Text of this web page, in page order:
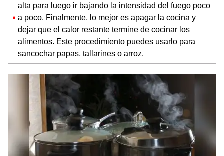
alta para luego ir bajando la intensidad del fuego poco
a poco. Finalmente, lo mejor es apagar la cocina y
dejar que el calor restante termine de cocinar los
alimentos. Este procedimiento puedes usarlo para
sancochar papas, tallarines o arroz.